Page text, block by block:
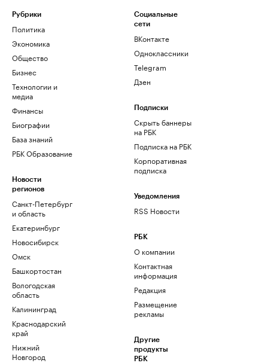
Рубрики
Политика
Экономика
Общество
Бизнес
Технологии и
медиа
Финансы
Биографии
База знаний
РБК Образование
Новости
регионов
Санкт-Петербург
и область
Екатеринбург
Новосибирск
Омск
Башкортостан
Вологодская
область
Калининград
Краснодарский
край
Нижний
Новгород
Социальные
сети
ВКонтакте
Одноклассники
Telegram
Дзен
Подписки
Скрыть баннеры
на РБК
Подписка на РБК
Корпоративная
подписка
Уведомления
RSS Новости
РБК
О компании
Контактная
информация
Редакция
Размещение
рекламы
Другие
продукты
РБК